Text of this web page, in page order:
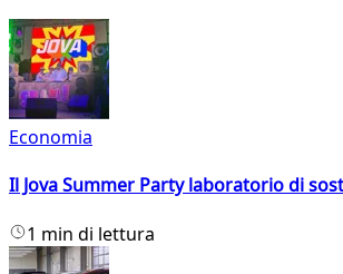
Economia
Il Jova Summer Party laboratorio di
1 min di lettura